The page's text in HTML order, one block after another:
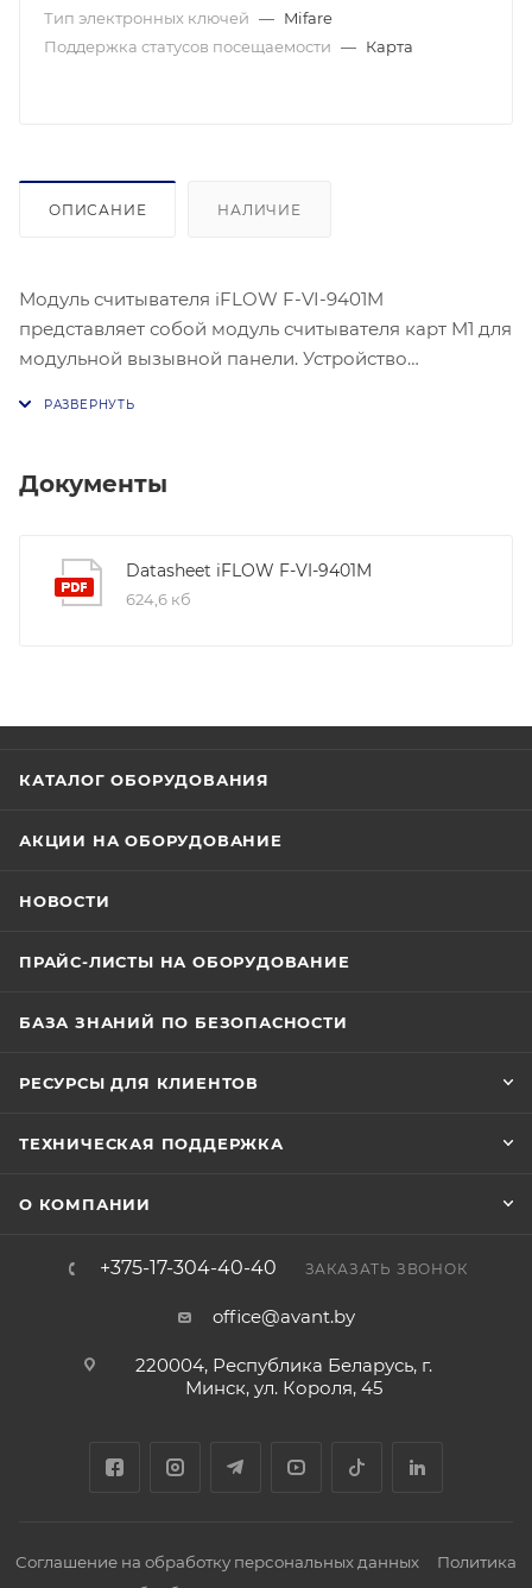
Тип электронных ключей — Mifare
Поддержка статусов посещаемости — Карта
ОПИСАНИЕ НАЛИЧИЕ
Модуль считывателя iFLOW F-VI-9401M
представляет собой модуль считывателя карт M1 для
модульной вызывной панели. Устройство
IP65. Для подключения используется один
для эксплуатации снаружи помещений.
Потребляемая мощность устройства составляет 0.8
Документы
Datasheet iFLOW F-VI-9401M
624,6 кб
КАТАЛОГ ОБОРУДОВАНИЯ
АКЦИИ НА ОБОРУДОВАНИЕ
НОВОСТИ
ПРАЙС-ЛИСТЫ НА ОБОРУДОВАНИЕ
БАЗА ЗНАНИЙ ПО БЕЗОПАСНОСТИ
РЕСУРСЫ ДЛЯ КЛИЕНТОВ
ТЕХНИЧЕСКАЯ ПОДДЕРЖКА
О КОМПАНИИ
+375-17-304-40-40 ЗАКАЗАТЬ ЗВОНОК
office@avant.by
220004, Республика Беларусь, г.
Минск, ул. Короля, 45
Соглашение на обработку персональных данных
Политика